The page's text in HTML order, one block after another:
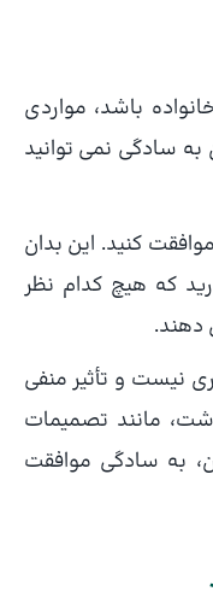
باشد، مواردی
سادگی نمی توانید
کنید. این بدان
که هیچ کدام نظر
دهند.
نیست و تأثیر منفی
مانند تصمیمات
به سادگی موافقت